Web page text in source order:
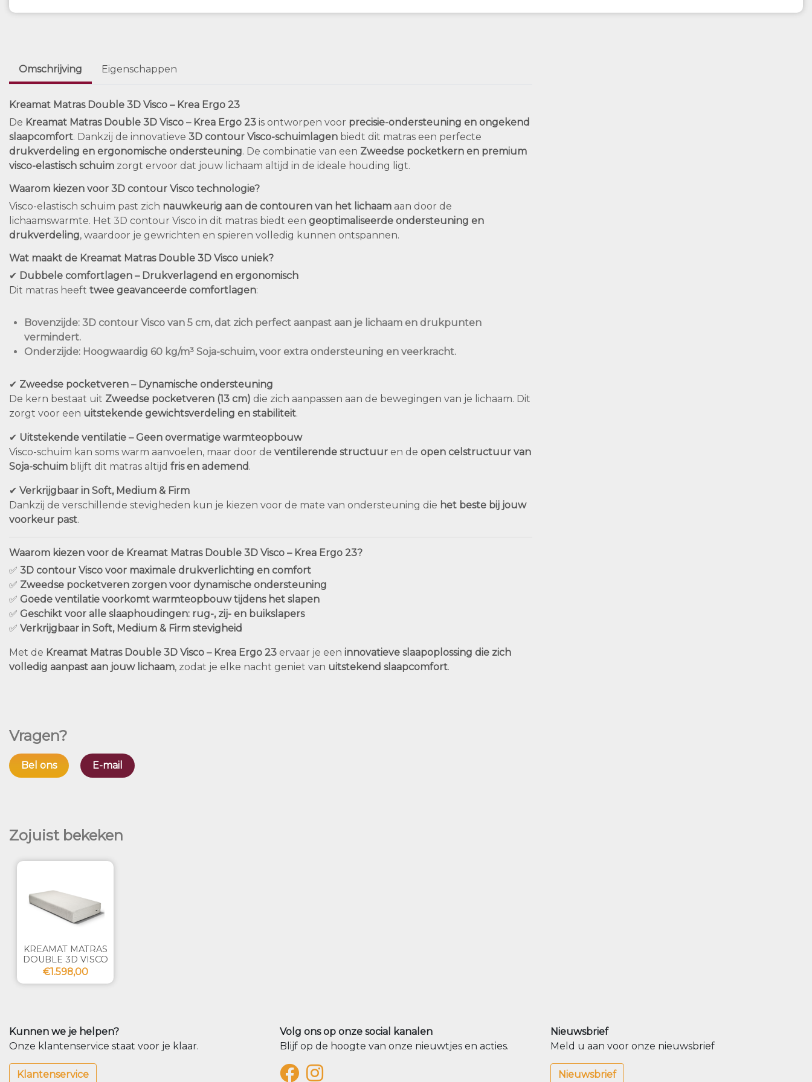
Omschrijving Eigenschappen
Kreamat Matras Double 3D Visco – Krea Ergo 23
De Kreamat Matras Double 3D Visco – Krea Ergo 23 is ontworpen voor precisie-ondersteuning en ongekend
slaapcomfort. Dankzij de innovatieve 3D contour Visco-schuimlagen biedt dit matras een perfecte
drukverdeling en ergonomische ondersteuning. De combinatie van een Zweedse pocketkern en premium
visco-elastisch schuim zorgt ervoor dat jouw lichaam altijd in de ideale houding ligt.
Waarom kiezen voor 3D contour Visco technologie?
Visco-elastisch schuim past zich nauwkeurig aan de contouren van het lichaam aan door de
lichaamswarmte. Het 3D contour Visco in dit matras biedt een geoptimaliseerde ondersteuning en
drukverdeling, waardoor je gewrichten en spieren volledig kunnen ontspannen.
Wat maakt de Kreamat Matras Double 3D Visco uniek?
✔ Dubbele comfortlagen – Drukverlagend en ergonomisch
Dit matras heeft twee geavanceerde comfortlagen:
Bovenzijde: 3D contour Visco van 5 cm, dat zich perfect aanpast aan je lichaam en drukpunten
vermindert.
Onderzijde: Hoogwaardig 60 kg/m³ Soja-schuim, voor extra ondersteuning en veerkracht.
✔ Zweedse pocketveren – Dynamische ondersteuning
De kern bestaat uit Zweedse pocketveren (13 cm) die zich aanpassen aan de bewegingen van je lichaam. Dit
zorgt voor een uitstekende gewichtsverdeling en stabiliteit.
✔ Uitstekende ventilatie – Geen overmatige warmteopbouw
Visco-schuim kan soms warm aanvoelen, maar door de ventilerende structuur en de open celstructuur van
Soja-schuim blijft dit matras altijd fris en ademend.
✔ Verkrijgbaar in Soft, Medium & Firm
Dankzij de verschillende stevigheden kun je kiezen voor de mate van ondersteuning die het beste bij jouw
voorkeur past.
Waarom kiezen voor de Kreamat Matras Double 3D Visco – Krea Ergo 23?
✅ 3D contour Visco voor maximale drukverlichting en comfort
✅ Zweedse pocketveren zorgen voor dynamische ondersteuning
✅ Goede ventilatie voorkomt warmteopbouw tijdens het slapen
✅ Geschikt voor alle slaaphoudingen: rug-, zij- en buikslapers
✅ Verkrijgbaar in Soft, Medium & Firm stevigheid
Met de Kreamat Matras Double 3D Visco – Krea Ergo 23 ervaar je een innovatieve slaapoplossing die zich
volledig aanpast aan jouw lichaam, zodat je elke nacht geniet van uitstekend slaapcomfort.
Vragen?
Bel ons E-mail
Zojuist bekeken
KREAMAT MATRAS
DOUBLE 3D VISCO
€1.598,00
Kunnen we je helpen?
Onze klantenservice staat voor je klaar.
Klantenservice
Volg ons op onze social kanalen
Blijf op de hoogte van onze nieuwtjes en acties.
Nieuwsbrief
Meld u aan voor onze nieuwsbrief
Nieuwsbrief